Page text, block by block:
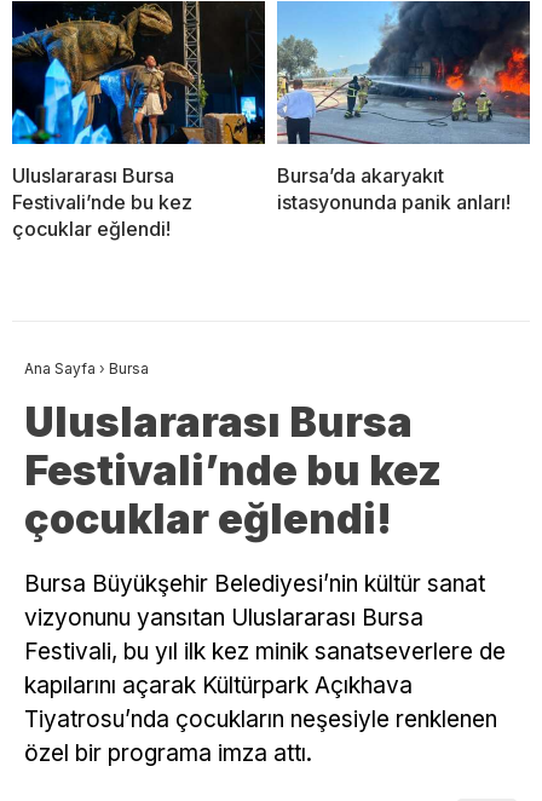
Uluslararası Bursa
Festivali’nde bu kez
çocuklar eğlendi!
Bursa’da akaryakıt
istasyonunda panik anları!
Ana Sayfa › Bursa
Uluslararası Bursa
Festivali’nde bu kez
çocuklar eğlendi!
Bursa Büyükşehir Belediyesi’nin kültür sanat
vizyonunu yansıtan Uluslararası Bursa
Festivali, bu yıl ilk kez minik sanatseverlere de
kapılarını açarak Kültürpark Açıkhava
Tiyatrosu’nda çocukların neşesiyle renklenen
özel bir programa imza attı.